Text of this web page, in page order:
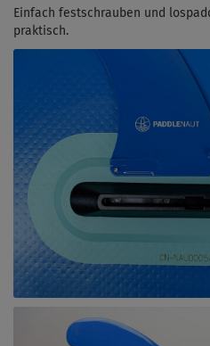
Einfach festschrauben und
praktisch.